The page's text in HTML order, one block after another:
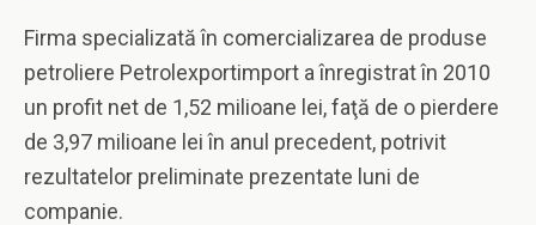
Firma specializată în comercializarea de produse
petroliere Petrolexportimport a înregistrat în 2010
un profit net de 1,52 milioane lei, faţă de o pierdere
de 3,97 milioane lei în anul precedent, potrivit
rezultatelor preliminate prezentate luni de
companie.